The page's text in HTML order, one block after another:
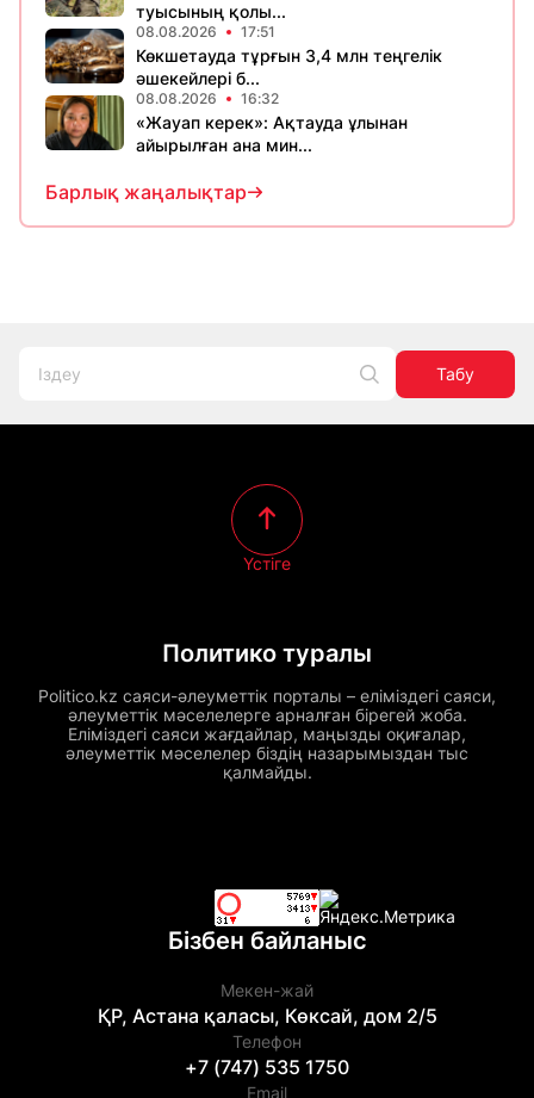
туысының қолы...
08.08.2026 17:51
Көкшетауда тұрғын 3,4 млн теңгелік
әшекейлері б...
08.08.2026 16:32
«Жауап керек»: Ақтауда ұлынан
айырылған ана мин...
Барлық жаңалықтар
Табу
Политико туралы
Politico.kz саяси-әлеуметтік порталы – еліміздегі саяси,
әлеуметтік мәселелерге арналған бірегей жоба.
Еліміздегі саяси жағдайлар, маңызды оқиғалар,
әлеуметтік мәселелер біздің назарымыздан тыс
қалмайды.
Үстіге
Бізбен байланыс
Мекен-жай
ҚР, Астана қаласы, Көксай, дом 2/5
Телефон
+7 (747) 535 1750
Email